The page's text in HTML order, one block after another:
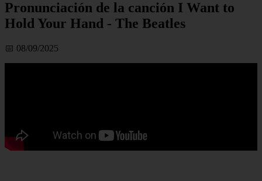
Pronunciación de la canción I Want to
Hold Your Hand - The Beatles
📅 08/09/2025